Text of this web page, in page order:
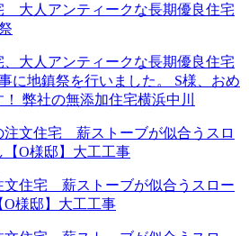
大人アンティークな長期優良住宅
大人アンティークな長期優良住宅
に地鎮祭を行いました。 S様、おめ
弊社の無添加住宅横浜中川
文住宅 薪ストーブが似合うスロー
様邸】大工工事